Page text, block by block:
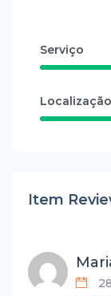
Serviço
Localização
Item